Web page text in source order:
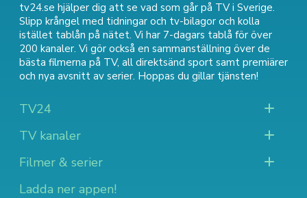
tv24.se hjälper dig att se vad som går på TV i Sverige.
Slipp krångel med tidningar och tv-bilagor och kolla
istället tablån på nätet. Vi har 7-dagars tablå för över
200 kanaler. Vi gör också en sammanställning över de
bästa filmerna på TV, all direktsänd sport samt premiärer
och nya avsnitt av serier. Hoppas du gillar tjänsten!
TV24
TV kanaler
Filmer & serier
Ladda ner appen!